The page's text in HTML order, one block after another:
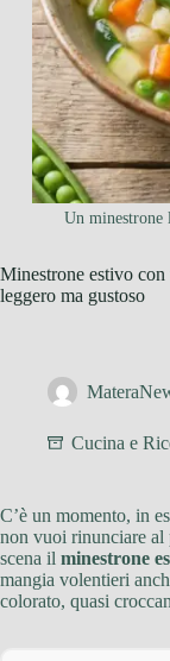
Un minestrone
Minestrone estivo
leggero ma gustoso
Cucina e
C’è un momento, in
non vuoi rinunciare al
scena il minestrone
mangia volentieri
colorato, quasi